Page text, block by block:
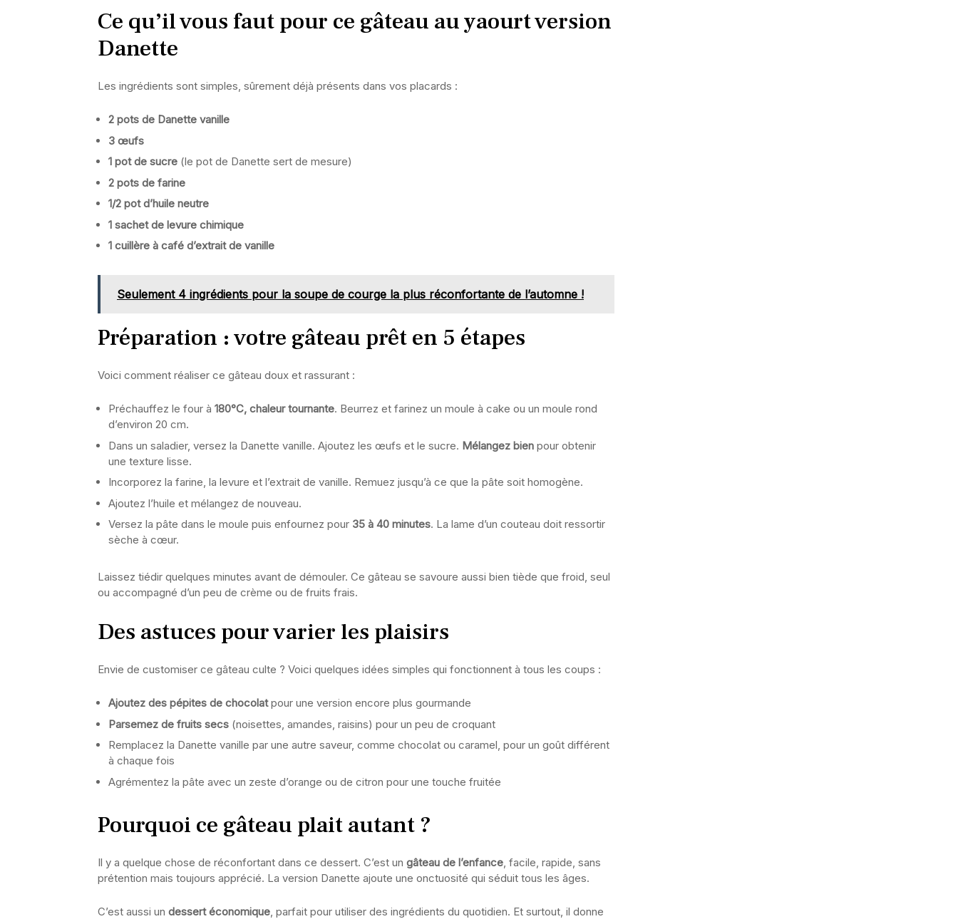
Ce qu’il vous faut pour ce gâteau au yaourt version
Danette
Les ingrédients sont simples, sûrement déjà présents dans vos placards :
2 pots de Danette vanille
3 œufs
1 pot de sucre (le pot de Danette sert de mesure)
2 pots de farine
1/2 pot d’huile neutre
1 sachet de levure chimique
1 cuillère à café d’extrait de vanille
Seulement 4 ingrédients pour la soupe de courge la plus réconfortante de l’automne !
Préparation : votre gâteau prêt en 5 étapes
Voici comment réaliser ce gâteau doux et rassurant :
Préchauffez le four à 180°C, chaleur tournante. Beurrez et farinez un moule à cake ou un moule rond
d’environ 20 cm.
Dans un saladier, versez la Danette vanille. Ajoutez les œufs et le sucre. Mélangez bien pour obtenir
une texture lisse.
Incorporez la farine, la levure et l’extrait de vanille. Remuez jusqu’à ce que la pâte soit homogène.
Ajoutez l’huile et mélangez de nouveau.
Versez la pâte dans le moule puis enfournez pour 35 à 40 minutes. La lame d’un couteau doit ressortir
sèche à cœur.
Laissez tiédir quelques minutes avant de démouler. Ce gâteau se savoure aussi bien tiède que froid, seul
ou accompagné d’un peu de crème ou de fruits frais.
Des astuces pour varier les plaisirs
Envie de customiser ce gâteau culte ? Voici quelques idées simples qui fonctionnent à tous les coups :
Ajoutez des pépites de chocolatpour une version encore plus gourmande
Parsemez de fruits secs (noisettes, amandes, raisins) pour un peu de croquant
Remplacez la Danette vanille par une autre saveur, comme chocolat ou caramel, pour un goût différent
à chaque fois
Agrémentez la pâte avec un zeste d’orange ou de citron pour une touche fruitée
Pourquoi ce gâteau plait autant ?
Il y a quelque chose de réconfortant dans ce dessert. C’est un gâteau de l’enfance , facile, rapide, sans
prétention mais toujours apprécié. La version Danette ajoute une onctuosité qui séduit tous les âges.
C’est aussi un dessert économique , parfait pour utiliser des ingrédients du quotidien. Et surtout, il donne